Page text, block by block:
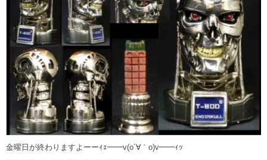
金曜日が終わりますよーーｨｪ━━v(o´∀｀o)v━━ｨｯ